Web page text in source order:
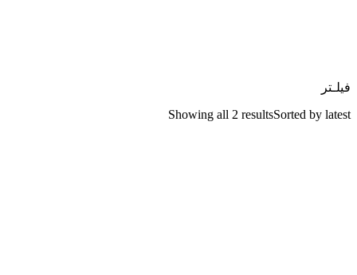
فیلـتر
Showing all 2 resultsSorted by latest